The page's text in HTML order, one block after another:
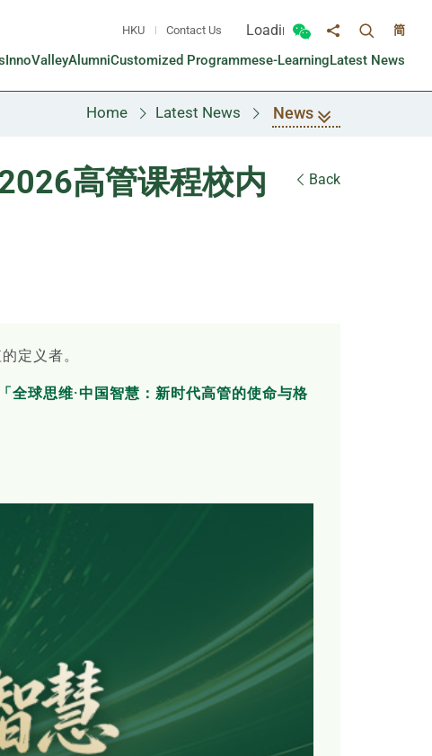
HKU Contact Us Loading...
Toggle Wechat panel
Share toToggle
简
InnoValleyAlumniCustomized Programmese-LearningLatest News
Home Latest News News
高管课程校内
Back
定义者。
「全球思维·中国智慧：新时代高管的使命与格